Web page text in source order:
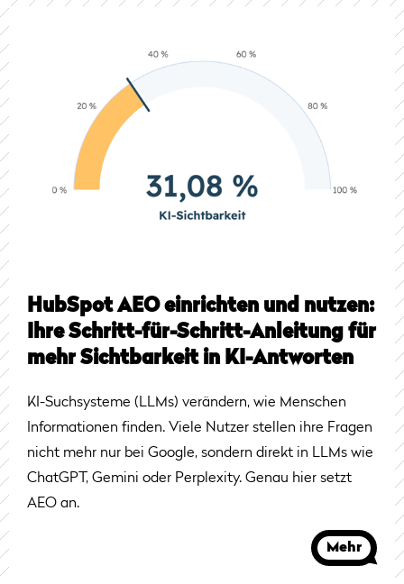
HubSpot AEO einrichten und nutzen:
Ihre Schritt-für-Schritt-Anleitung für
mehr Sichtbarkeit in KI-Antworten
KI-Suchsysteme (LLMs) verändern, wie Menschen
Informationen finden. Viele Nutzer stellen ihre Fragen
nicht mehr nur bei Google, sondern direkt in LLMs wie
ChatGPT, Gemini oder Perplexity. Genau hier setzt
AEO an.
Mehr